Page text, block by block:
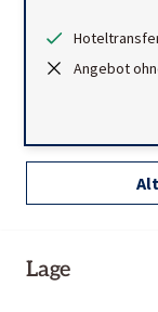
Angebot
Lage